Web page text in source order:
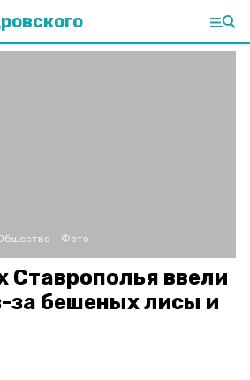
Фото:
Ставрополья ввели
за бешеных лисы и